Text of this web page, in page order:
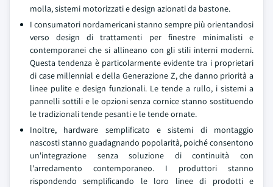
molla, sistemi motorizzati e design azionati da bastone.
I consumatori nordamericani stanno sempre più orientandosi
verso design di trattamenti per finestre minimalisti e
contemporanei che si allineano con gli stili interni moderni.
Questa tendenza è particolarmente evidente tra i proprietari
di case millennial e della Generazione Z, che danno priorità a
linee pulite e design funzionali. Le tende a rullo, i sistemi a
pannelli sottili e le opzioni senza cornice stanno sostituendo
le tradizionali tende pesanti e le tende ornate.
Inoltre, hardware semplificato e sistemi di montaggio
nascosti stanno guadagnando popolarità, poiché consentono
un'integrazione senza soluzione di continuità con
l'arredamento contemporaneo. I produttori stanno
rispondendo semplificando le loro linee di prodotti e